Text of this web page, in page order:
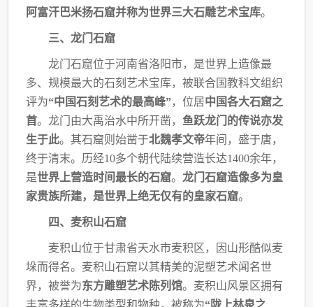
阿富汗巴米扬石窟并称为世界三大石雕艺术宝库。
三、龙门石窟
龙门石窟位于河南省洛阳市，是世界上造像最
多、规模最大的石刻艺术宝库，被联合国教科文组织
评为“中国石刻艺术的最高峰”，位居中国各大石窟之
首。龙门由大禹治水中所开凿， 鱼跃龙门的传说亦发
生于此。其石窟则始凿于北魏孝文帝年间，盛于唐，
终于清末。 历经10多个朝代陆续营造长达1400余年，
是世界上营造时间最长的石窟。 龙门石窟造像多为皇
家贵族所建，是世界上绝无仅有的皇家石窟。
四、麦积山石窟
麦积山位于甘肃省天水市麦积区，因山形酷似麦
垛而得名。麦积山石窟以其精美的泥塑艺术闻名世
界，被誉为东方雕塑艺术陈列馆。麦积山风景区拥有
丰富多样的生物类型和物种，被称为“陇上林泉之